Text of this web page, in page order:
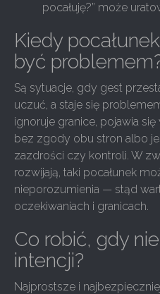
pocałuję?” może
Kiedy
być
Są sytuacje, gdy gest
uczuć, a staje się
ignoruje granice, pojawia
bez zgody obu stron albo
zazdrości czy kontroli. W
rozwijają, taki pocałunek
nieporozumienia — stąd
oczekiwaniach i granicach.
Co robić, gdy
intencji?
Najprostsze i